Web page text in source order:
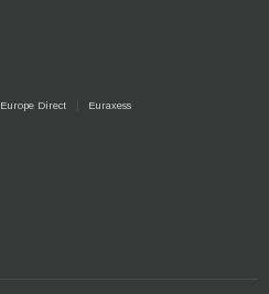
Europe Direct Euraxess